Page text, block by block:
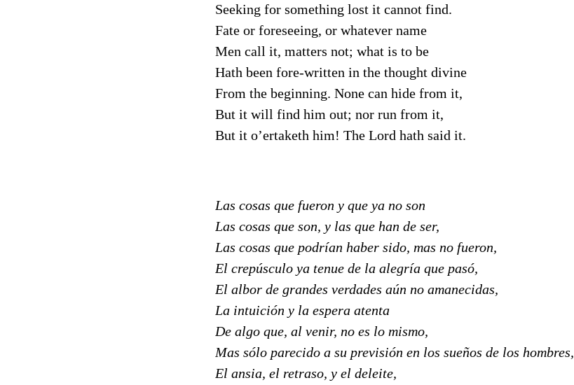
Seeking for something lost it cannot find.
Fate or foreseeing, or whatever name
Men call it, matters not; what is to be
Hath been fore-written in the thought divine
From the beginning. None can hide from it,
But it will find him out; nor run from it,
But it o’ertaketh him! The Lord hath said it.
Las cosas que fueron y que ya no son
Las cosas que son, y las que han de ser,
Las cosas que podrían haber sido, mas no fueron,
El crepúsculo ya tenue de la alegría que pasó,
El albor de grandes verdades aún no amanecidas,
La intuición y la espera atenta
De algo que, al venir, no es lo mismo,
Mas sólo parecido a su previsión en los sueños de los hombres,
El ansia, el retraso, y el deleite,